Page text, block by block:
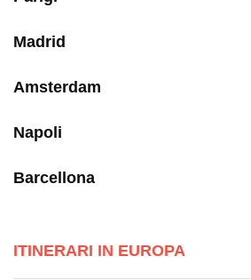
Madrid
Amsterdam
Napoli
Barcellona
ITINERARI IN EUROPA